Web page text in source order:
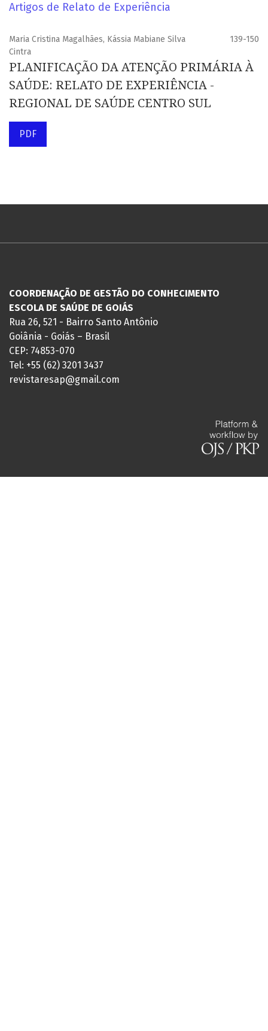
Artigos de Relato de Experiência
Maria Cristina Magalhães, Kássia Mabiane Silva
Cintra
139-150
PLANIFICAÇÃO DA ATENÇÃO PRIMÁRIA À
SAÚDE: RELATO DE EXPERIÊNCIA -
REGIONAL DE SAÚDE CENTRO SUL
PDF
COORDENAÇÃO DE GESTÃO DO CONHECIMENTO
ESCOLA DE SAÚDE DE GOIÁS
Rua 26, 521 - Bairro Santo Antônio
Goiânia - Goiás – Brasil
CEP: 74853-070
Tel: +55 (62) 3201 3437
revistaresap@gmail.com